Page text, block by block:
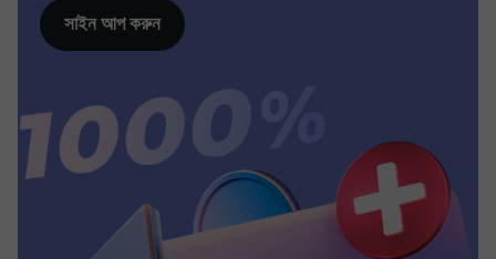
সাইন আপ করুন